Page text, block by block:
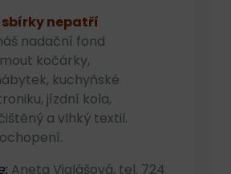
sbírky nepatří
nadační fond
kočárky,
kuchyňské
jízdní kola,
a vlhký textil.
Aneta Viglášová, tel. 724